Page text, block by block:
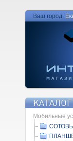
Ваш город:
КАТАЛОГ
Мобильные